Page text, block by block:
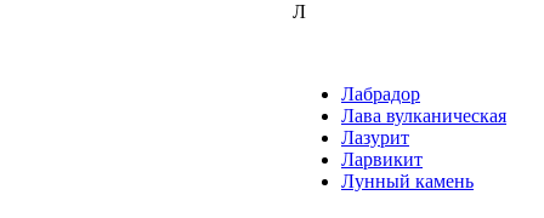
Л
Лабрадор
Лава вулканическая
Лазурит
Ларвикит
Лунный камень